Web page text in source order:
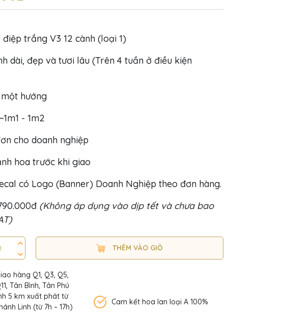
trắng V3 12 cành (loại 1)
dài, đẹp và tươi lâu (Trên 4 tuần ở điều kiện
hướng
- 1m2
cho doanh nghiệp
hoa trước khi giao
có Logo (Banner) Doanh Nghiệp theo đơn hàng.
(Không áp dụng vào dịp tết và chưa bao
THÊM VÀO GIỎ
hàng Q1, Q3, Q5,
Tân Bình, Tân Phú
5 km xuất phát từ
Linh (từ 7h – 17h)
Cam kết hoa lan loại A 100%